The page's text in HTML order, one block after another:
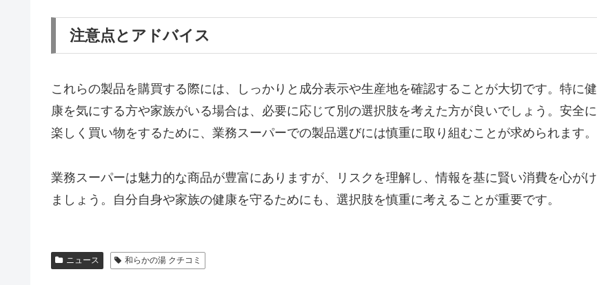
注意点とアドバイス
これらの製品を購買する際には、しっかりと成分表示や生産地を確認することが大切です。特に健
康を気にする方や家族がいる場合は、必要に応じて別の選択肢を考えた方が良いでしょう。安全に
楽しく買い物をするために、業務スーパーでの製品選びには慎重に取り組むことが求められます。
業務スーパーは魅力的な商品が豊富にありますが、リスクを理解し、情報を基に賢い消費を心がけ
ましょう。自分自身や家族の健康を守るためにも、選択肢を慎重に考えることが重要です。
ニュース 和らかの湯 クチコミ